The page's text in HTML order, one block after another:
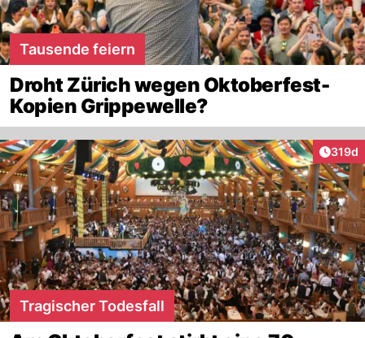
Tausende feiern
Droht Zürich wegen Oktoberfest-
Kopien Grippewelle?
319d
Tragischer Todesfall